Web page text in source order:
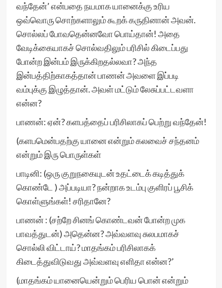
வந்தேன்’ என்பதை நயமாக யானைக்கு உரிய
ஒவ்வொரு சொற்களாலும் கூறக் கருதினான் அவன்.
சொல்லப் போவதென்னவோ பொய்தான்! அதை
வேடிக்கையாகச் சொல்வதிலும் பரிசில் கிடைப்பது
போன்ற இன்பம் இருக்கிறதல்லவா? அந்த
இன்பத்திற்காகத்தான் பாணன் அவளை இப்படி
வம்புக்கு இழுத்தான். அவள் மட்டும் லேசுப்பட்டவளா
என்ன?
பாணன்: ஏன்? களபத்தைப் பரிசிலாகப் பெற்று வந்தேன்!
(களபமென்பதற்கு யானை என்றும் கலவைச் சந்தனம்
என்றும் இரு பொருள்கள்
பாடினி: (ஒரு குறுநகையுடன் உதட்டைக் கடித்துக்
கொண்டே ) அப்படியா? நன்றாக உடம்பு குளிரப் பூசிக்
கொள்ளுங்கள்! சரிதானே?
பாணன் : (சற்றே சினங் கொண்டவன் போன்ற முக
பாவத்துடன்) அதென்ன? அவ்வளவு சுலபமாகச்
சொல்லி விட்டாய்? மாதங்கம் பரிசிலாகக்
கிடைத்துவிடுவது அவ்வளவு எளிதா என்ன?’
(மாதங்கம் யானையென்றும் பெரிய பொன் என்றும்